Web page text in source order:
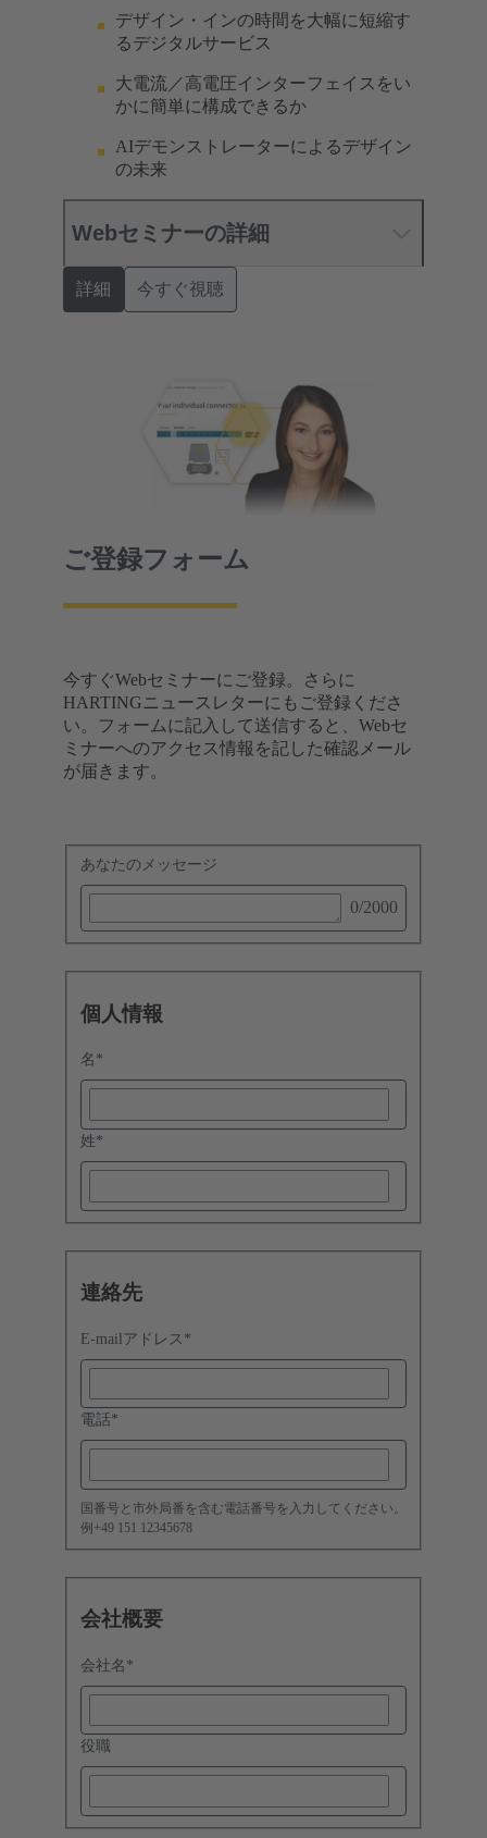
デザイン・インの時間を大幅に短縮す
るデジタルサービス
大電流／高電圧インターフェイスをい
かに簡単に構成できるか
AIデモンストレーターによるデザイン
の未来
Webセミナーの詳細
詳細 今すぐ視聴
ご登録フォーム
今すぐWebセミナーにご登録。さらに
HARTINGニュースレターにもご登録くださ
い。フォームに記入して送信すると、Webセ
ミナーへのアクセス情報を記した確認メール
が届きます。
あなたのメッセージ
0/2000
個人情報
名 *
姓*
連絡先
E-mailアドレス *
電話*
国番号と市外局番を含む電話番号を入力してください。
例+49 151 12345678
会社概要
会社名 *
役職